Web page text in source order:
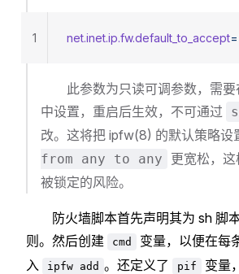
net.inet.ip.fw.default_to_accept=
1
此参数为只读可调参数，需要
中设置，重启后生效，不可通过
改。这将把 ipfw(8) 的默认策略设
from any to any
更宽松，
被锁定的风险。
防火墙脚本首先声明其为 sh 脚
则。然后创建
cmd
变量，以便在每
入
ipfw add 。还定义了 pif
变量